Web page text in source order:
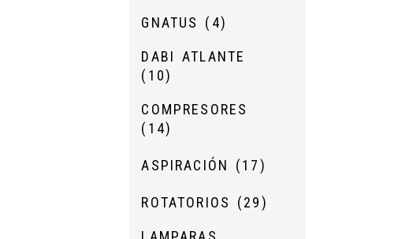
GNATUS (4)
DABI ATLANTE
(10)
COMPRESORES
(14)
ASPIRACIÓN (17)
ROTATORIOS (29)